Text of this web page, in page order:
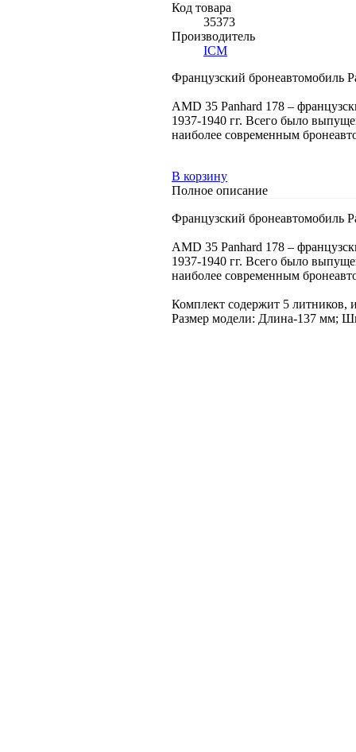
Код товара
35373
Производитель
ICM
Французский бронеавтомобиль
AMD 35 Panhard 178 –
1937-1940 гг. Всего было
наиболее современным
В корзину
Полное описание
Французский бронеавтомобиль
AMD 35 Panhard 178 –
1937-1940 гг. Всего было
наиболее современным
Комплект содержит 5 литников,
Размер модели: Длина-137 мм;